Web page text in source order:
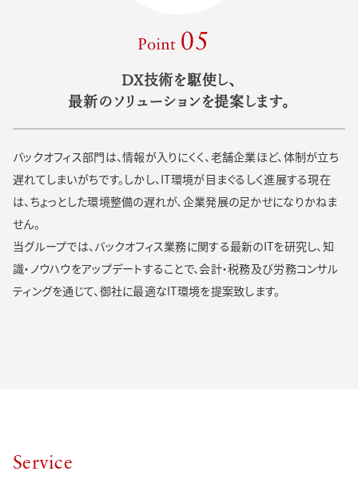
Point 05
DX技術を駆使し、
最新のソリューションを提案します。
バックオフィス部門は、情報が入りにくく、老舗企業ほど、体制が立ち
遅れてしまいがちです。しかし、IT環境が目まぐるしく進展する現在
は、ちょっとした環境整備の遅れが、企業発展の足かせになりかねま
せん。
当グループでは、バックオフィス業務に関する最新のITを研究し、知
識・ノウハウをアップデートすることで、会計・税務及び労務コンサル
ティングを通じて、御社に最適なIT環境を提案致します。
Service
サービス詳細